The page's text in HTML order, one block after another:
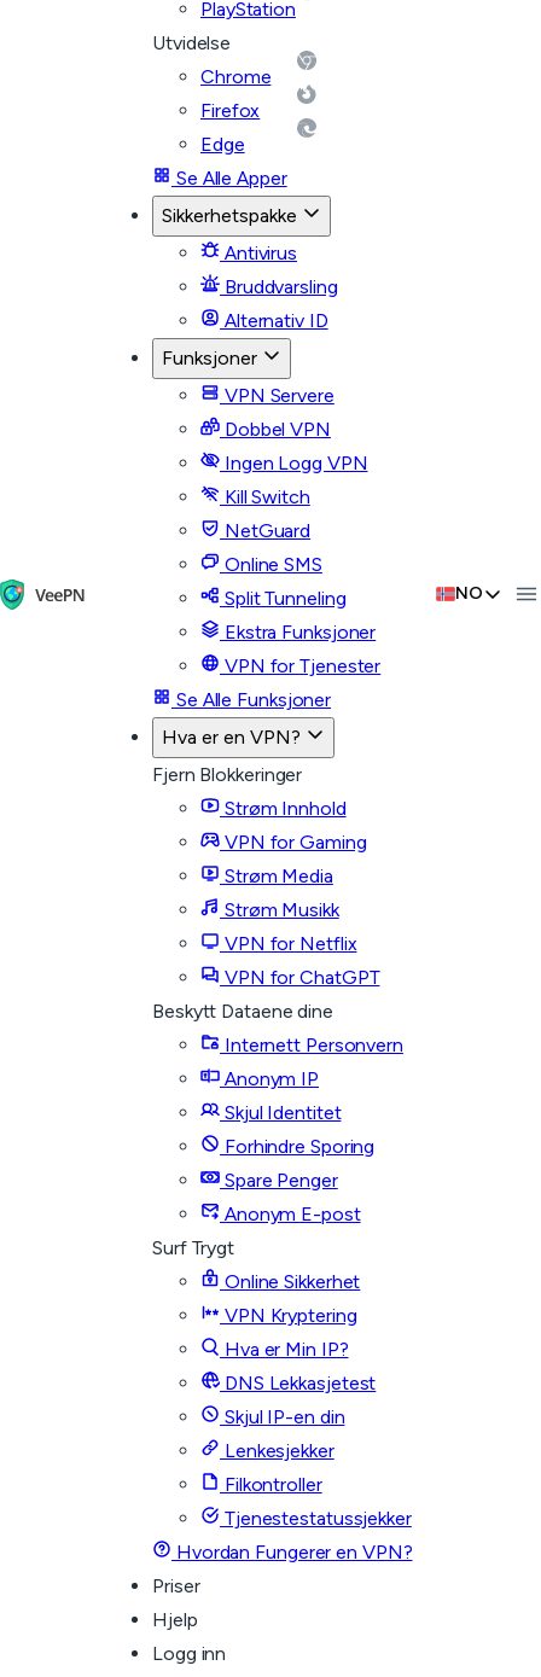
PlayStation
Utvidelse
Chrome
Firefox
Edge
Se Alle Apper
Sikkerhetspakke
Antivirus
Bruddvarsling
Alternativ ID
Funksjoner
VPN Servere
Dobbel VPN
Ingen Logg VPN
Kill Switch
NetGuard
Online SMS
Split Tunneling
Ekstra Funksjoner
VPN for Tjenester
Se Alle Funksjoner
Hva er en VPN?
Fjern Blokkeringer
Strøm Innhold
VPN for Gaming
Strøm Media
Strøm Musikk
VPN for Netflix
VPN for ChatGPT
Beskytt Dataene dine
Internett Personvern
Anonym IP
Skjul Identitet
Forhindre Sporing
Spare Penger
Anonym E-post
Surf Trygt
Online Sikkerhet
VPN Kryptering
Hva er Min IP?
DNS Lekkasjetest
Skjul IP-en din
Lenkesjekker
Filkontroller
Tjenestestatussjekker
Hvordan Fungerer en VPN?
Priser
Hjelp
Logg inn
NO